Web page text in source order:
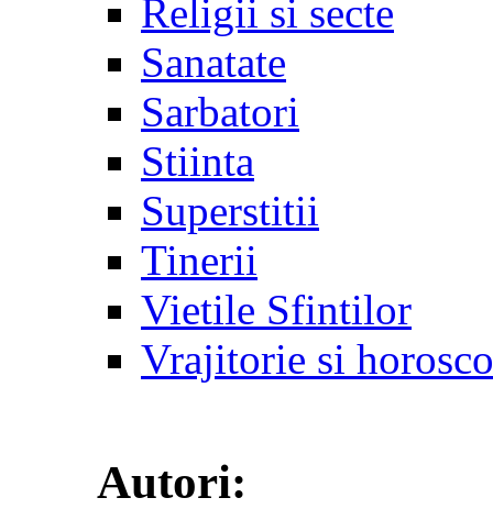
Religii si secte
Sanatate
Sarbatori
Stiinta
Superstitii
Tinerii
Vietile Sfintilor
Vrajitorie si
Autori: